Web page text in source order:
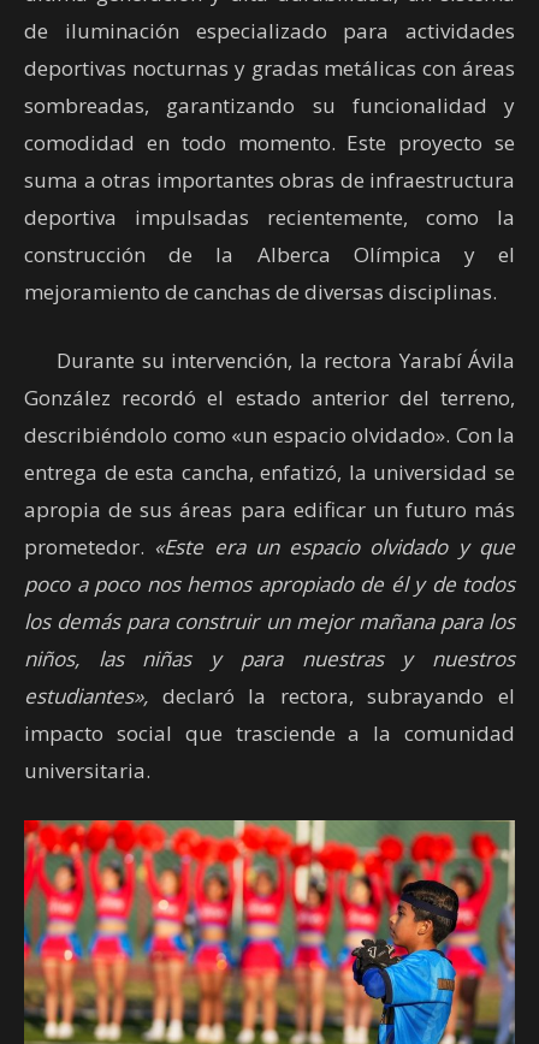
de iluminación especializado para actividades
deportivas nocturnas y gradas metálicas con áreas
sombreadas, garantizando su funcionalidad y
comodidad en todo momento. Este proyecto se
suma a otras importantes obras de infraestructura
deportiva impulsadas recientemente, como la
construcción de la Alberca Olímpica y el
mejoramiento de canchas de diversas disciplinas.
Durante su intervención, la rectora Yarabí Ávila
González recordó el estado anterior del terreno,
describiéndolo como «un espacio olvidado». Con la
entrega de esta cancha, enfatizó, la universidad se
apropia de sus áreas para edificar un futuro más
prometedor. «Este era un espacio olvidado y que
poco a poco nos hemos apropiado de él y de todos
los demás para construir un mejor mañana para los
niños, las niñas y para nuestras y nuestros
estudiantes», declaró la rectora, subrayando el
impacto social que trasciende a la comunidad
universitaria.